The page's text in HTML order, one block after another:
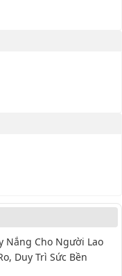
Nắng Cho Người Lao
Duy Trì Sức Bền